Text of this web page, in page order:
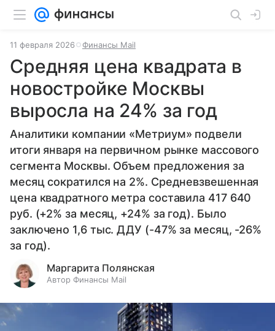
11 февраля 2026 Финансы Mail
Средняя цена квадрата в
новостройке Москвы
выросла на 24% за год
Аналитики компании «Метриум» подвели
итоги января на первичном рынке массового
сегмента Москвы. Объем предложения за
месяц сократился на 2%. Средневзвешенная
цена квадратного метра составила 417 640
руб. (+2% за месяц, +24% за год). Было
заключено 1,6 тыс. ДДУ (-47% за месяц, -26%
за год).
Маргарита Полянская
Автор Финансы Mail